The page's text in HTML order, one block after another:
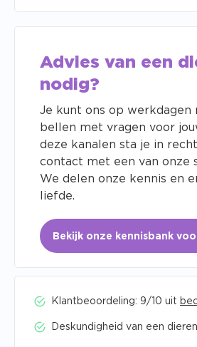
Advies van een
nodig?
Je kunt ons op werkdagen
bellen met vragen voor
deze kanalen sta je in
contact met een van onze
We delen onze kennis en
liefde.
Bekijk onze kennisbank
Klantbeoordeling: 9/10 uit
Deskundigheid van een